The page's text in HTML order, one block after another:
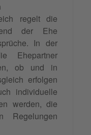
regelt die
der Ehe
In der
Ehepartner
ob und in
erfolgen
individuelle
werden, die
Regelungen